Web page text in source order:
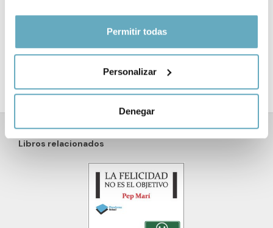
Si lo permite, también quisiéramos:
geográfica que puede tener una precisión de varios
Identificar su dispositivo analizándolo activamente
datos personales y establezca sus preferencias en la
sección de datos. Puede cambiar o retirar su
consentimiento en cualquier momento en la Declaración
Las cookies de este sitio web se usan para personalizar
Permitir todas
Personalizar
Denegar
Tapa blanda con solapas
Libros relacionados